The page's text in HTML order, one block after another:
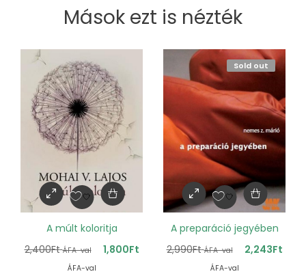
Mások ezt is nézték
A múlt koloritja
2,400Ft ÁFA-val 1,800Ft
ÁFA-val
Sold out
A preparáció jegyében
2,990Ft ÁFA-val 2,243Ft
ÁFA-val